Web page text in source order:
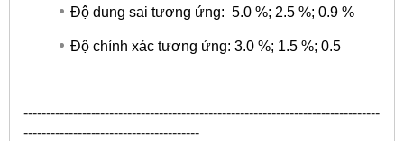
Độ dung sai tương ứng: 5.0 %; 2.5 %; 0.9 %
Độ chính xác tương ứng: 3.0 %; 1.5 %; 0.5
​-------------------------------------------------------------------------------
---------------------------------------